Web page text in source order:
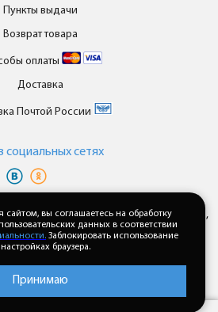
Пункты выдачи
Возврат товара
оплаты
Доставка
Почтой России
cоциальных сетях
соглашениякаждый раз,
в любой форме обратной связи на
сайте enkor24.ru
сайтом, вы соглашаетесь на обработку
данных в соответствии
Заблокировать использование
браузера.
Принимаю